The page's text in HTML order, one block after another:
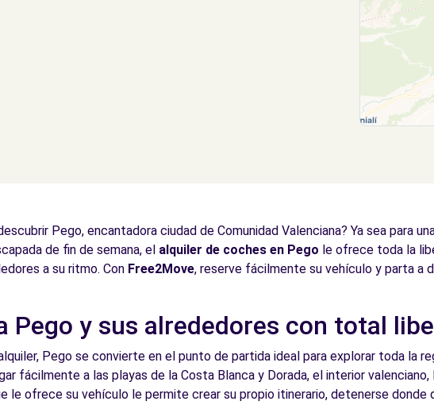
Pego, encantadora ciudad de Comunidad Valenciana? Ya sea para
de fin de semana, el alquiler de coches en Pego le ofrece toda la
a su ritmo. Con Free2Move, reserve fácilmente su vehículo y parta a
Pego y sus alrededores con total
Pego se convierte en el punto de partida ideal para explorar toda la
fácilmente a las playas de la Costa Blanca y Dorada, el interior
le ofrece su vehículo le permite crear su propio itinerario, detenerse donde